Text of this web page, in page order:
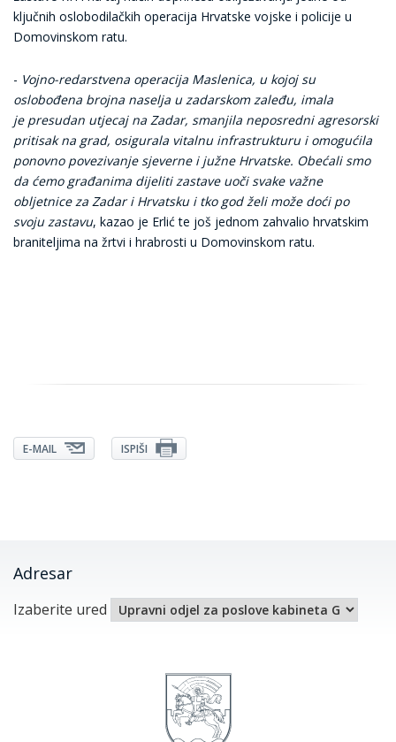
ključnih oslobodilačkih operacija Hrvatske vojske i policije u
Domovinskom ratu.
- Vojno-redarstvena operacija Maslenica, u kojoj su
oslobođena brojna naselja u zadarskom zaleđu, imala
je presudan utjecaj na Zadar, smanjila neposredni agresorski
pritisak na grad, osigurala vitalnu infrastrukturu i omogućila
ponovno povezivanje sjeverne i južne Hrvatske. Obećali smo
da ćemo građanima dijeliti zastave uoči svake važne
obljetnice za Zadar i Hrvatsku i tko god želi može doći po
svoju zastavu, kazao je Erlić te još jednom zahvalio hrvatskim
braniteljima na žrtvi i hrabrosti u Domovinskom ratu.
E-MAIL ISPIŠI
Adresar
Izaberite ured